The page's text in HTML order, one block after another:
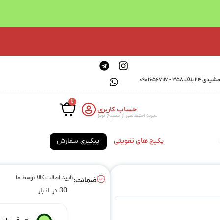
حساب کاربری
تجربه اختصاصی از مصباح ترمز
0
پکیج های تقویتی پیگیری سفارش
ضمانت:تایید اصالت کالا توسط ما
30 در انبار